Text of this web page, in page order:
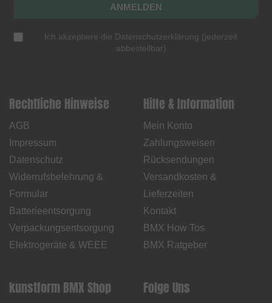
ANMELDEN
Ich akzeptiere die Datenschutzerklärung (jederzeit
abbestellbar)
Rechtliche Hinweise
AGB
Impressum
Datenschutz
Widerrufsbelehrung &
Formular
Batterieentsorgung
Verpackungsentsorgung
Elektrogeräte & WEEE
Hilfe & Information
Mein Konto
Zahlungsweisen
Rücksendungen
Versandkosten &
Lieferzeiten
Kontakt
BMX How Tos
BMX Ratgeber
kunstform BMX Shop Folge Uns